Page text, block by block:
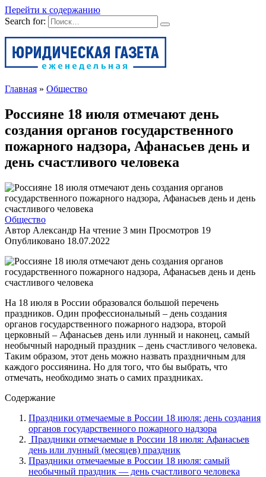
Перейти к содержанию
Search for:
Главная » Общество
Россияне 18 июля отмечают день
создания органов государственного
пожарного надзора, Афанасьев день и
день счастливого человека
Общество
Автор Александр На чтение 3 мин Просмотров 19
Опубликовано 18.07.2022
На 18 июля в России образовался большой перечень
праздников. Один профессиональный – день создания
органов государственного пожарного надзора, второй
церковный – Афанасьев день или лунный и наконец, самый
необычный народный праздник – день счастливого человека.
Таким образом, этот день можно назвать праздничным для
каждого россиянина. Но для того, что бы выбрать, что
отмечать, необходимо знать о самих праздниках.
Содержание
Праздники отмечаемые в России 18 июля: день создания
органов государственного пожарного надзора
Праздники отмечаемые в России 18 июля: Афанасьев
день или лунный (месяцев) праздник
Праздники отмечаемые в России 18 июля: самый
необычный праздник — день счастливого человека